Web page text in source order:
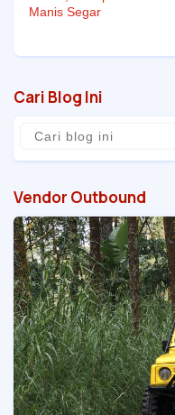
Manis Segar
Cari Blog Ini
Vendor Outbound